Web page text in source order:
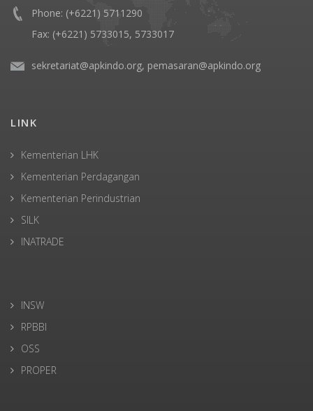
Phone: (+6221) 5711290
Fax: (+6221) 5733015, 5733017
sekretariat@apkindo.org, pemasaran@apkindo.org
LINK
Kementerian LHK
Kementerian Perdagangan
Kementerian Perindustrian
SILK
INATRADE
INSW
RPBBI
OSS
PROPER